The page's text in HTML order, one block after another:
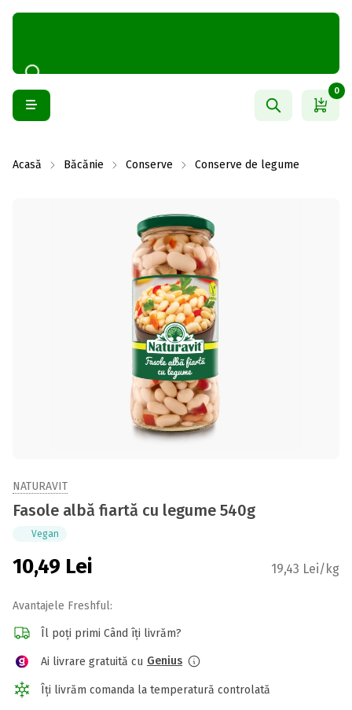
0
Acasă Băcănie Conserve Conserve de legume
NATURAVIT
Fasole albă fiartă cu legume 540g
Vegan
10,49 Lei 19,43 Lei/kg
Avantajele Freshful:
Îl poți primi Când îți livrăm?
Ai livrare gratuită cu Genius
Îți livrăm comanda la temperatură controlată